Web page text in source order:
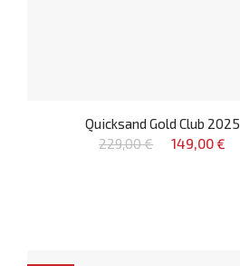
Quicksand Gold Club 2025
229,00 €
149,00 €